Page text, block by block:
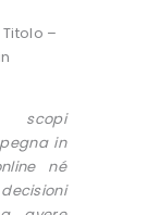
–
scopi
in
né